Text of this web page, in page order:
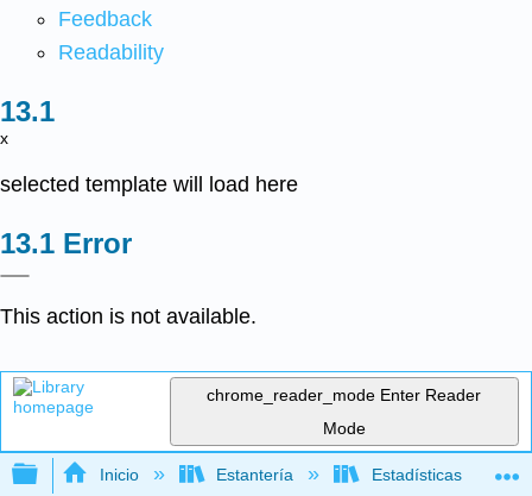
Feedback
Readability
x
selected template will load here
Error
This action is not available.
chrome_reader_mode Enter Reader
Mode
Expandir/contraer jerarquía global
Inicio Estantería Estadísticas